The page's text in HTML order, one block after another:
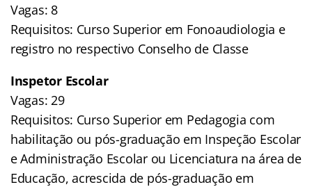
Vagas: 8
Requisitos: Curso Superior em Fonoaudiologia e
registro no respectivo Conselho de Classe
Inspetor Escolar
Vagas: 29
Requisitos: Curso Superior em Pedagogia com
habilitação ou pós-graduação em Inspeção Escolar
e Administração Escolar ou Licenciatura na área de
Educação, acrescida de pós-graduação em